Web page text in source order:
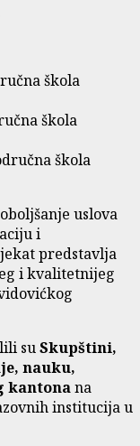
škola
škola
škola
uslova
i
predstavlja
i kvalitetnijeg
suSkupštini,
nauku,
kantonana
institucija u